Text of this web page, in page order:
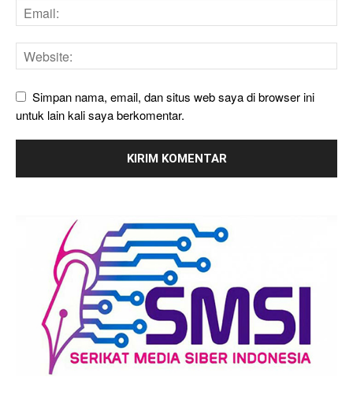
Simpan nama, email, dan situs web saya di browser ini
untuk lain kali saya berkomentar.